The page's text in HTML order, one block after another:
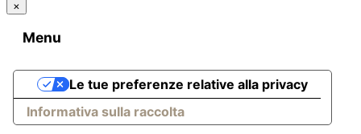
×
Menu
Informativa sulla raccolta
Le tue preferenze relative alla privacy